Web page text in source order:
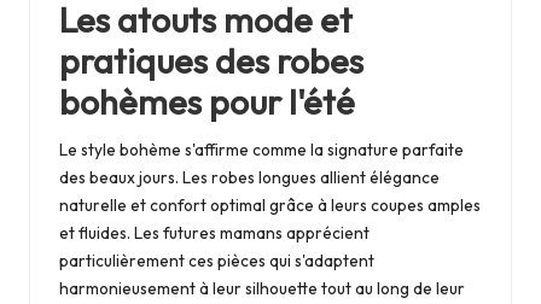
Les atouts mode et
pratiques des robes
bohèmes pour l'été
Le style bohème s'affirme comme la signature parfaite
des beaux jours. Les robes longues allient élégance
naturelle et confort optimal grâce à leurs coupes amples
et fluides. Les futures mamans apprécient
particulièrement ces pièces qui s'adaptent
harmonieusement à leur silhouette tout au long de leur